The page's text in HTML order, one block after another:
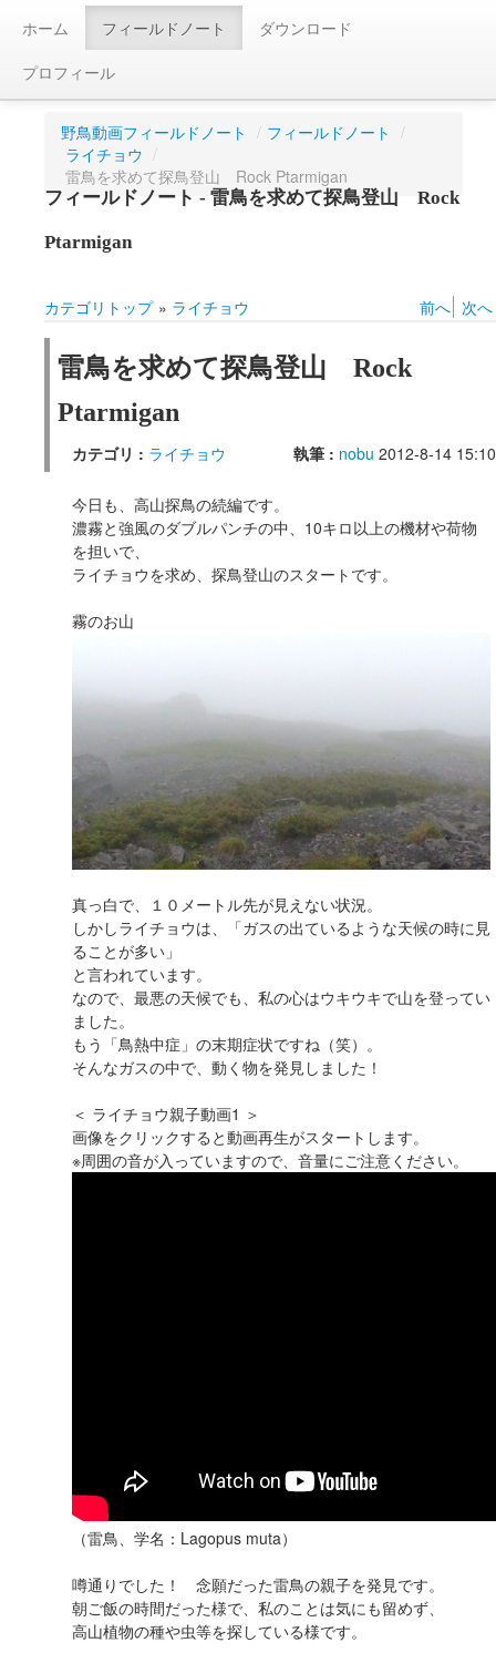
ホーム フィールドノート
ダウンロード
プロフィール
野鳥動画フィールドノート / フィールドノート /
ライチョウ /
雷鳥を求めて探鳥登山 Rock Ptarmigan
フィールドノート - 雷鳥を求めて探鳥登山 Rock
Ptarmigan
カテゴリトップ » ライチョウ 前へ 次へ
雷鳥を求めて探鳥登山 Rock
Ptarmigan
カテゴリ : ライチョウ 執筆 : nobu 2012-8-14 15:10
今日も、高山探鳥の続編です。
濃霧と強風のダブルパンチの中、10キロ以上の機材や荷物
を担いで、
ライチョウを求め、探鳥登山のスタートです。
霧のお山
真っ白で、１０メートル先が見えない状況。
しかしライチョウは、「ガスの出ているような天候の時に見
ることが多い」
と言われています。
なので、最悪の天候でも、私の心はウキウキで山を登ってい
ました。
もう「鳥熱中症」の末期症状ですね（笑）。
そんなガスの中で、動く物を発見しました！
＜ ライチョウ親子動画1 ＞
画像をクリックすると動画再生がスタートします。
※周囲の音が入っていますので、音量にご注意ください。
（雷鳥、学名：Lagopus muta）
噂通りでした！ 念願だった雷鳥の親子を発見です。
朝ご飯の時間だった様で、私のことは気にも留めず、
高山植物の種や虫等を探している様です。